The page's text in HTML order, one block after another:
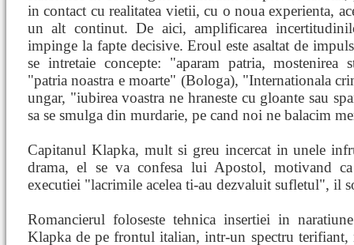
in contact cu realitatea vietii, cu o noua experienta,
un alt continut. De aici, amplificarea
impinge la fapte decisive. Eroul este asaltat de
se intretaie concepte: "aparam patria, mostenirea
"patria noastra e moarte" (Bologa), "Internationala
ungar, "iubirea voastra ne hraneste cu gloante sau
sa se smulga din murdarie, pe cand noi ne balacim
Capitanul Klapka, mult si greu incercat in unele
drama, el se va confesa lui Apostol, motivand
executiei "lacrimile acelea ti-au dezvaluit sufletul", il
Romancierul foloseste tehnica insertiei in
Klapka de pe frontul italian, intr-un spectru terifiant,